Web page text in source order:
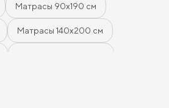
Матрасы 90х190 см
Матрасы 140х200 см